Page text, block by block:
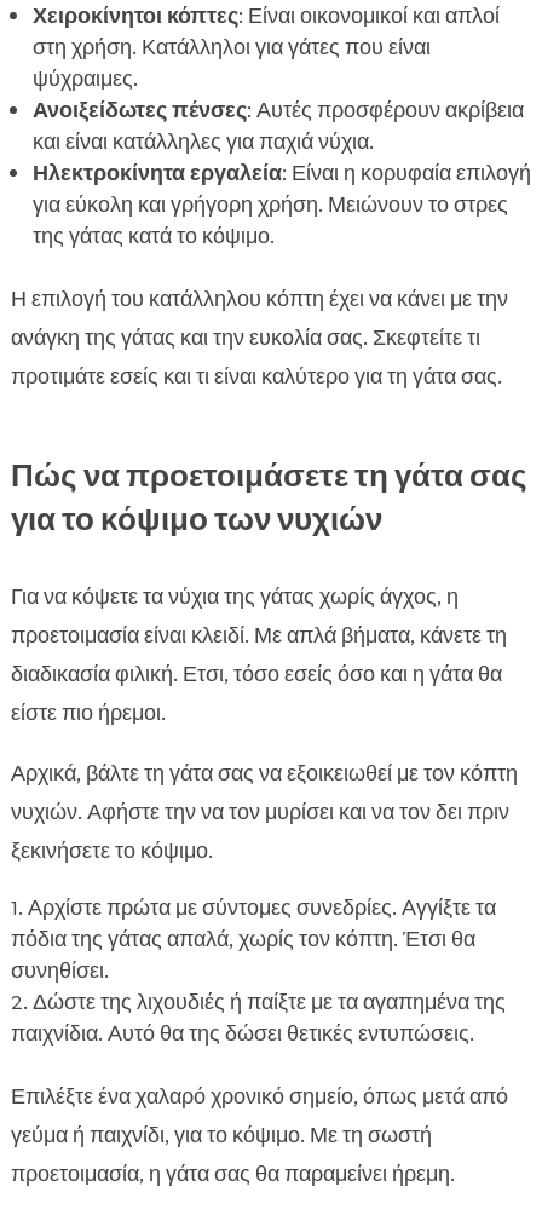
Χειροκίνητοι κόπτες: Είναι οικονομικοί και απλοί
στη χρήση. Κατάλληλοι για γάτες που είναι
ψύχραιμες.
Ανοιξείδωτες πένσες: Αυτές προσφέρουν ακρίβεια
και είναι κατάλληλες για παχιά νύχια.
Ηλεκτροκίνητα εργαλεία: Είναι η κορυφαία επιλογή
για εύκολη και γρήγορη χρήση. Μειώνουν το στρες
της γάτας κατά το κόψιμο.
Η επιλογή του κατάλληλου κόπτη έχει να κάνει με την
ανάγκη της γάτας και την ευκολία σας. Σκεφτείτε τι
προτιμάτε εσείς και τι είναι καλύτερο για τη γάτα σας.
Πώς να προετοιμάσετε τη γάτα σας
για το κόψιμο των νυχιών
Για να κόψετε τα νύχια της γάτας χωρίς άγχος, η
προετοιμασία είναι κλειδί. Με απλά βήματα, κάνετε τη
διαδικασία φιλική. Ετσι, τόσο εσείς όσο και η γάτα θα
είστε πιο ήρεμοι.
Αρχικά, βάλτε τη γάτα σας να εξοικειωθεί με τον κόπτη
νυχιών. Αφήστε την να τον μυρίσει και να τον δει πριν
ξεκινήσετε το κόψιμο.
Αρχίστε πρώτα με σύντομες συνεδρίες. Αγγίξτε τα
πόδια της γάτας απαλά, χωρίς τον κόπτη. Έτσι θα
συνηθίσει.
Δώστε της λιχουδιές ή παίξτε με τα αγαπημένα της
παιχνίδια. Αυτό θα της δώσει θετικές εντυπώσεις.
Επιλέξτε ένα χαλαρό χρονικό σημείο, όπως μετά από
γεύμα ή παιχνίδι, για το κόψιμο. Με τη σωστή
προετοιμασία, η γάτα σας θα παραμείνει ήρεμη.